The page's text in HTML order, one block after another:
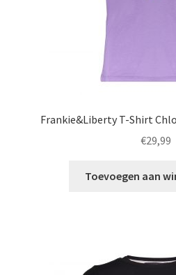
Frankie&Liberty T-Shirt
€29,99
Toevoegen aan